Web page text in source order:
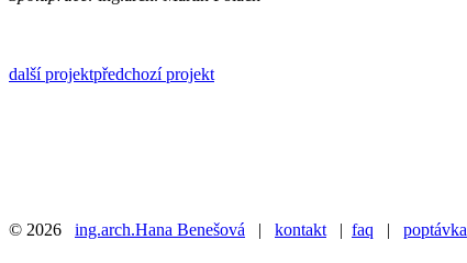
další projektpředchozí projekt
© 2026 ing.arch.Hana Benešová | kontakt | faq | poptávka